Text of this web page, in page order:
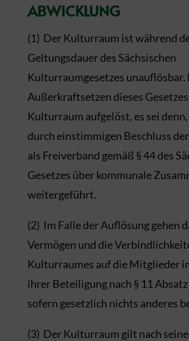
ABWICKLUNG
(1) Der Kulturraum ist während
Geltungsdauer des Sächsischen
Kulturraumgesetzes
Außerkraftsetzen dieses
Kulturraum aufgelöst, es sei
durch einstimmigen Beschluss
als Freiverband gemäß § 44 des
Gesetzes über kommunale
weitergeführt.
(2) Im Falle der Auflösung gehen
Vermögen und die
Kulturraumes auf die Mitglieder
ihrer Beteiligung nach § 11 Absatz
sofern gesetzlich nichts anderes
(3) Der Kulturraum gilt nach